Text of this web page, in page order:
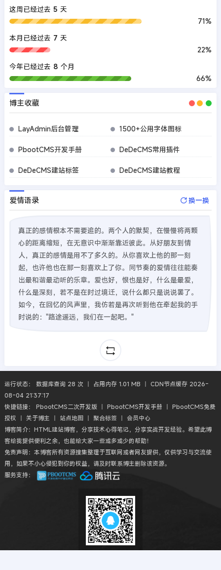
这周已经过去 5 天
71%
本月已经过去 7 天
22%
今年已经过去 8 个月
66%
博主收藏
LayAdmin后台管理 1500+公用字体图标
PbootCMS开发手册 DeDeCMS常用插件
DeDeCMS建站标签 DeDeCMS建站教程
爱情语录 换一换
真正的感情根本不需要追的。两个人的默契，在慢慢将两颗
心的距离缩短，在无意识中渐渐靠近彼此。从好朋友到情
人，真正的感情是用不了多久的。从你喜欢上他的那一刻
起，也许他也在那一刻喜欢上了你。同节奏的爱情往往能奏
出最和谐最动听的乐章。爱也好，恨也是好，什么是最爱，
什么是深刻，若不是在时过境迁，说什么都只是说说罢了。
如今，在回忆的风声里，我仿若是再次听到他在牵起我的手
时说的："路途遥远，我们在一起吧。"
运行状态： 数据库查询 28 次 丨 占用内存 1.01 MB 丨 CDN节点缓存 2026-
08-04 21:37:17
快捷链接： PbootCMS二次开发版丨 PbootCMS开发手册 丨 PbootCMS免费
授权 丨 关于博主 丨 站点地图丨 聚合标签丨 会员中心
博客简介：HTML建站博客，分享技术心得笔记，分享实战开发经验。希望此博
客给我提供便利之余，也能给大家一些或多或少的帮助！
免责声明：本博客所有资源搜集整理于互联网或者网友提供，仅供学习与交流使
用，如果不小心侵犯到你的权益，请及时联系博主删除该资源。
服务支持：